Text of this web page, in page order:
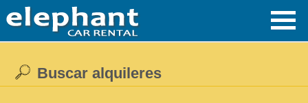
Buscar alquileres